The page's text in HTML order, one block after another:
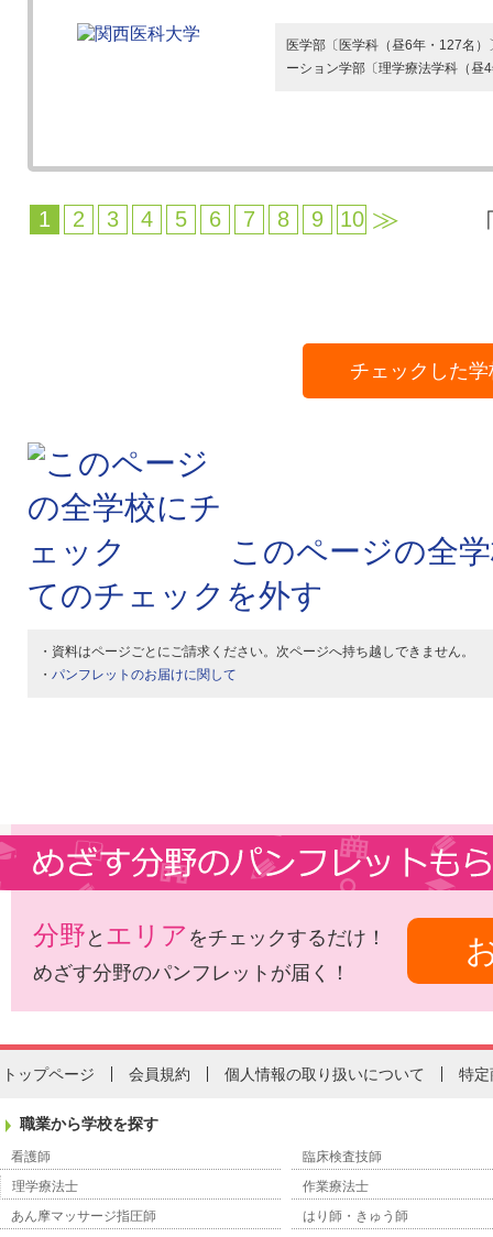
医学部〔医学科（昼6年・127名
ーション学部〔理学療法学科（昼
1 2 3 4 5 6 7 8 9 10 ≫
チェックした
このページの全
てのチェックを外す
・資料はページごとにご請求ください。次ページへ持ち越しできません。
・ パンフレットのお届けに関して
分野 と エリア をチェックするだけ！
めざす分野のパンフレットが届く！
トップページ 会員規約 個人情報の取り扱いについて 特定
職業から学校を探す
看護師
臨床検査技師
理学療法士
作業療法士
あん摩マッサージ指圧師
はり師・きゅう師